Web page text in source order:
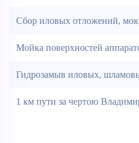
Сбор иловых отложений,
Мойка поверхностей
Гидрозамыв иловых,
1 км пути за чертою